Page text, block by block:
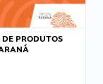
PRODUTOS